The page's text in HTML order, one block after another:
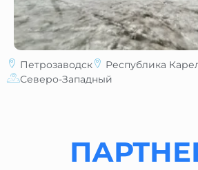
Петрозаводск
Республика
Северо-Западный